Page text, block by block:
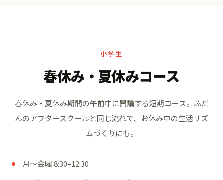
小学生
春休み・夏休みコース
春休み・夏休み期間の午前中に開講する短期コース。 ふだ
んのアフタースクールと同じ流れで、お休み中の生活リズ
ムづくりにも。
月〜金曜 8:30–12:30